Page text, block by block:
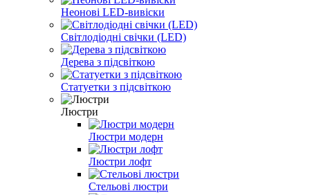
Неонові LED-вивіски
Світлодіодні свічки (LED)
Дерева з підсвіткою
Статуетки з підсвіткою
Люстри
Люстри модерн
Люстри лофт
Стельові люстри